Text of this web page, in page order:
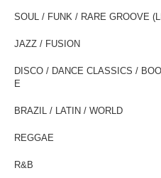
SOUL / FUNK / RARE GROOVE
JAZZ / FUSION
DISCO / DANCE CLASSICS /
E
BRAZIL / LATIN / WORLD
REGGAE
R&B